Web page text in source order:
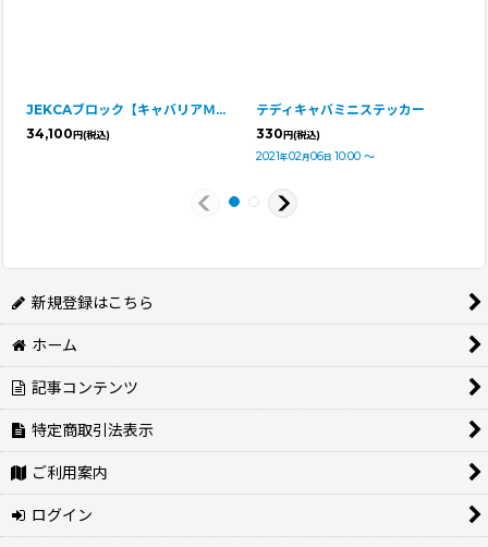
JEKCAブロック【キャバリアＭサイズ】
34,100円(税込)
テディキャバミニステッカー
330円(税込)
2021年02月06日 10:00 ～
新規登録はこちら
ホーム
記事コンテンツ
特定商取引法表示
ご利用案内
ログイン